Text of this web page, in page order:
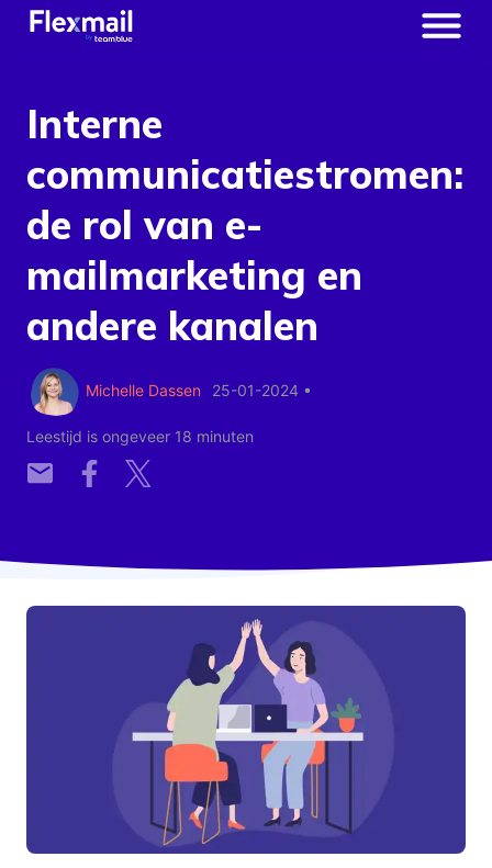
Interne
communicatiestromen:
de rol van e-
mailmarketing en
andere kanalen
Michelle Dassen 25-01-2024 •
Leestijd is ongeveer 18 minuten